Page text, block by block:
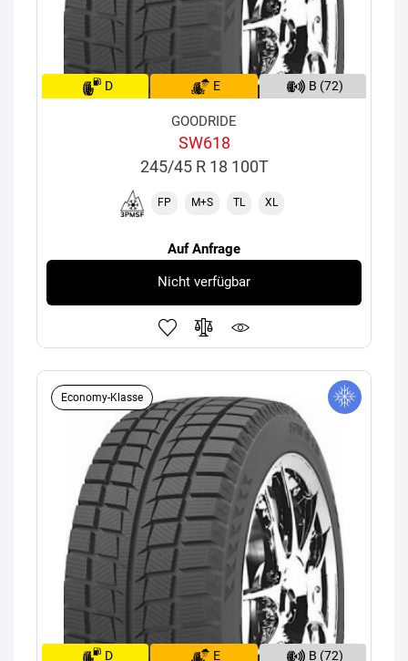
D E B (72)
GOODRIDE
SW618
245/45 R 18 100T
FP M+S TL XL
Auf Anfrage
Nicht verfügbar
Economy-Klasse
D E B (72)